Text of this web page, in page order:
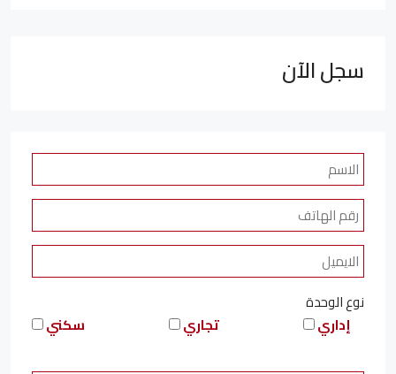
سجل الآن
نوع الوحدة
سكني
تجاري إداري